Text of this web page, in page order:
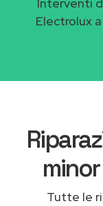
Electrolux
Tutte le